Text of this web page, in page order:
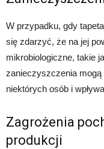
W przypadku, gdy
się zdarzyć, że na jej
mikrobiologiczne, takie
zanieczyszczenia mogą
niektórych osób i
Zagrożenia
produkcji